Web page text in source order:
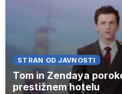
STRAN OD JAVNOSTI
Tom in Zendaya
prestižnem hotelu